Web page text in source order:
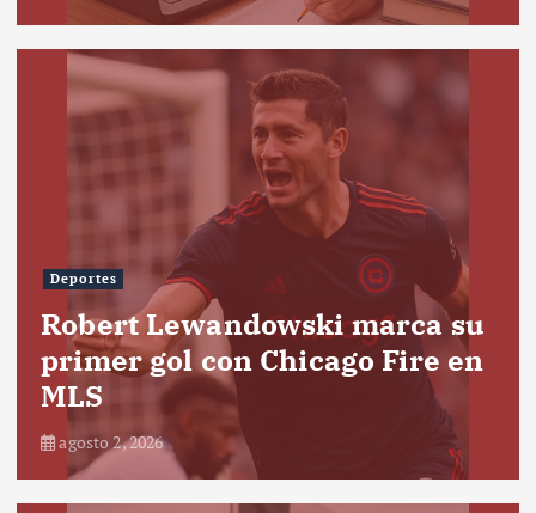
Deportes
Robert Lewandowski marca su
primer gol con Chicago Fire en
MLS
agosto 2, 2026